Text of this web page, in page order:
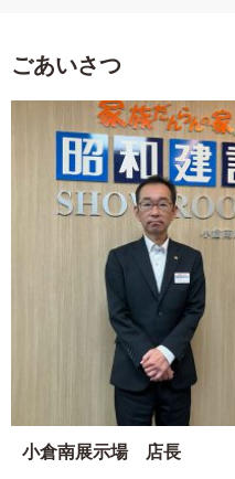
ごあいさつ
小倉南展示場 店長